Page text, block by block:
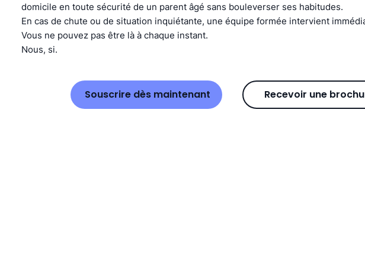
domicile en toute sécurité de un parent âgé sans bouleverser ses habitudes.
En cas de chute ou de situation inquiétante, une équipe formée intervient
Vous ne pouvez pas être là à chaque instant.
Nous, si.
Souscrire dès maintenant Recevoir une